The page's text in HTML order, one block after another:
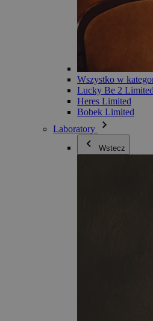
Wszystko w
Lucky Be 2 Limited
Heres Limited
Bobek Limited
Laboratory
Wstecz